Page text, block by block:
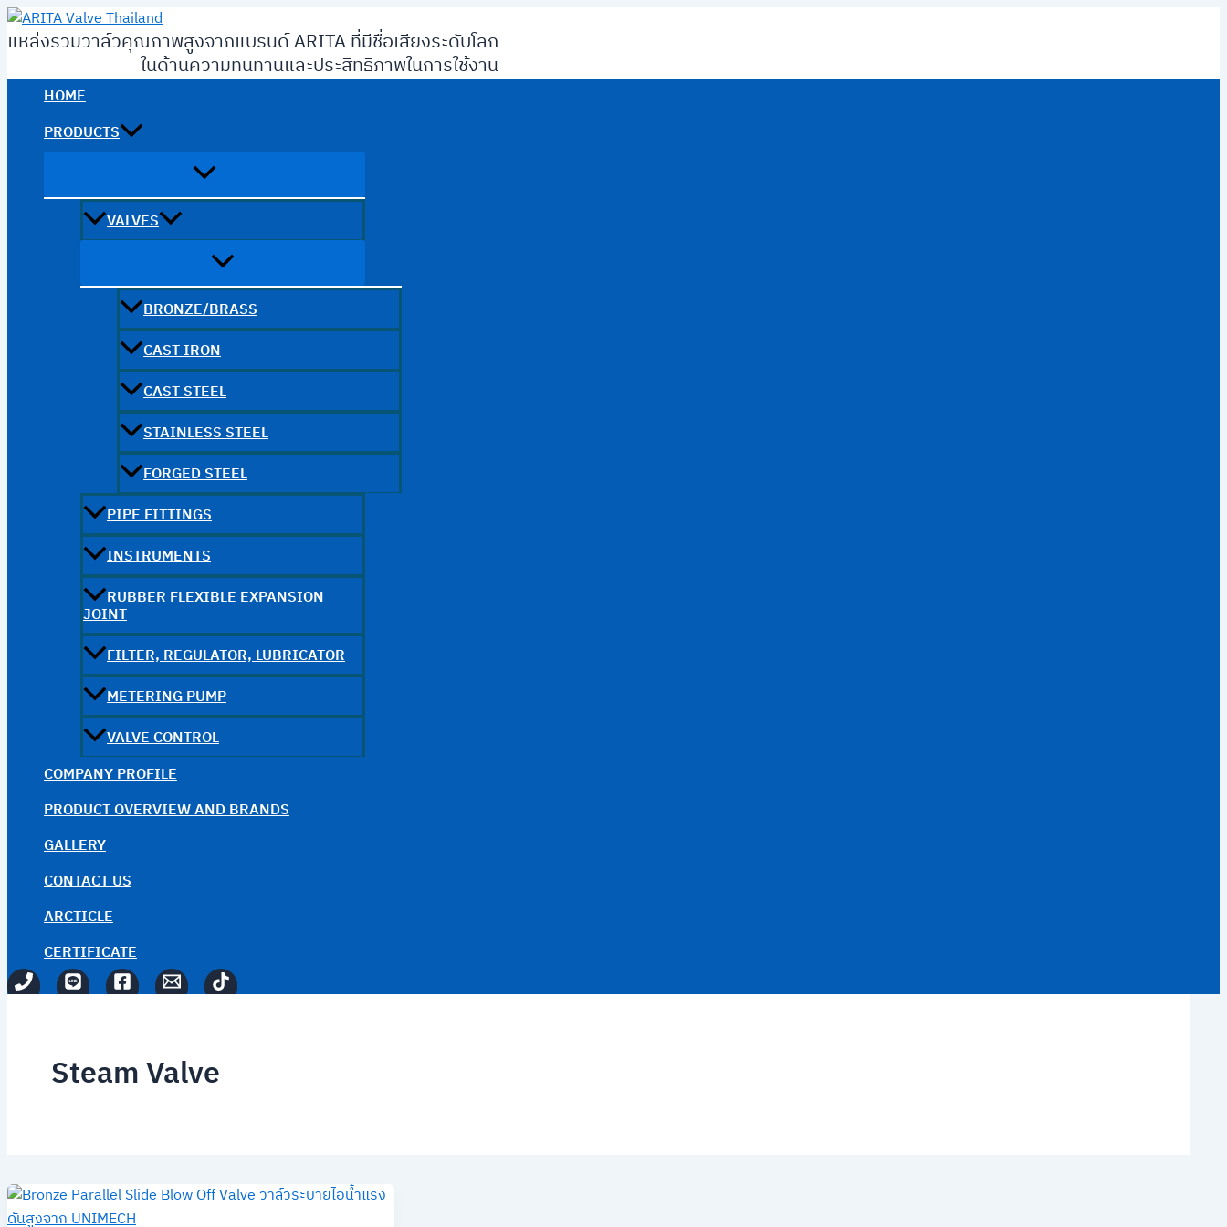
Skip
to
แหล่งรวมวาล์วคุณภาพสูงจากแบรนด์ ARITA ที่มีชื่อเสียงระดับโลก
ในด้านความทนทานและประสิทธิภาพในการใช้งาน
HOME
PRODUCTS
VALVES
BRONZE/BRASS
CAST IRON
CAST STEEL
STAINLESS STEEL
FORGED STEEL
PIPE FITTINGS
INSTRUMENTS
RUBBER FLEXIBLE EXPANSION
JOINT
FILTER, REGULATOR, LUBRICATOR
METERING PUMP
VALVE CONTROL
COMPANY PROFILE
PRODUCT OVERVIEW AND BRANDS
GALLERY
CONTACT US
ARCTICLE
CERTIFICATE
Steam Valve